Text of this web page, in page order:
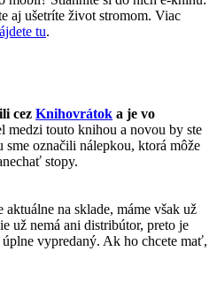
aj ušetríte život stromom. Viac
tu.
cez Knihovrátok a je vo
medzi touto knihou a novou by ste
sme označili nálepkou, ktorá môže
stopy.
aktuálne na sklade, máme však už
už nemá ani distribútor, preto je
vypredaný. Ak ho chcete mať,